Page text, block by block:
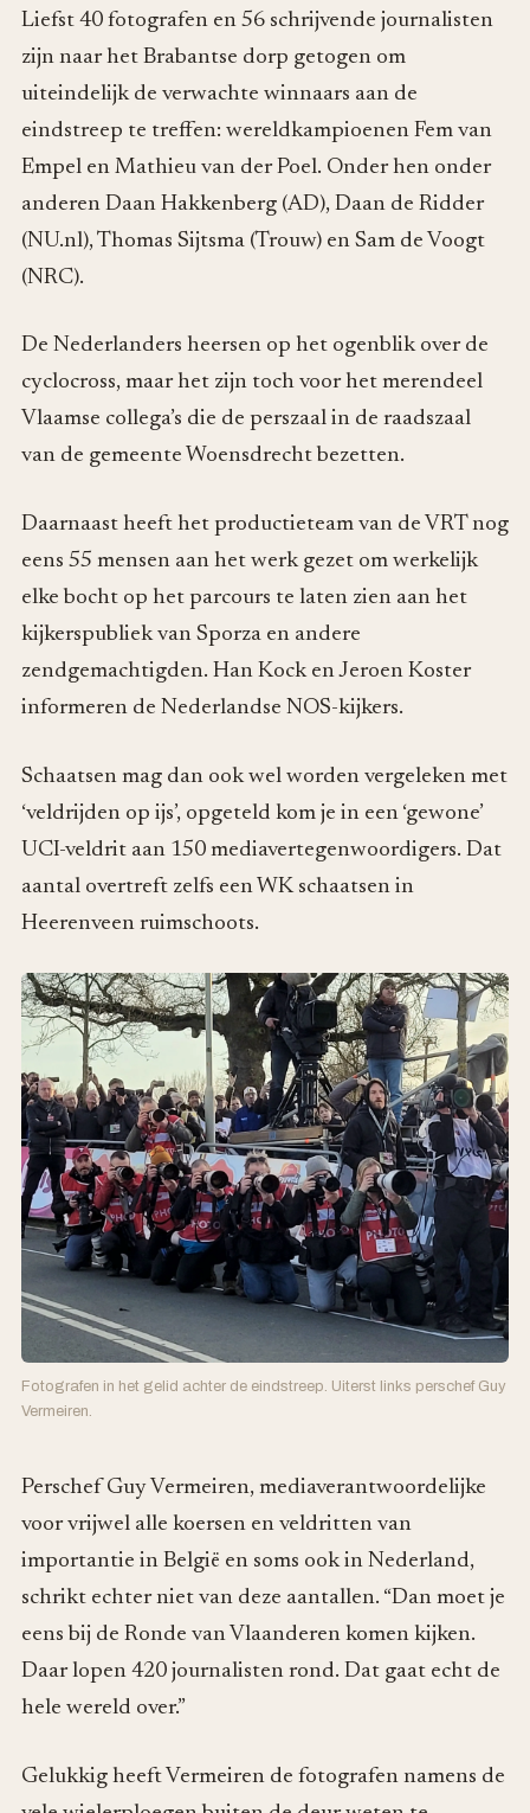
Liefst 40 fotografen en 56 schrijvende journalisten
zijn naar het Brabantse dorp getogen om
uiteindelijk de verwachte winnaars aan de
eindstreep te treffen: wereldkampioenen Fem van
Empel en Mathieu van der Poel. Onder hen onder
anderen Daan Hakkenberg (AD), Daan de Ridder
(NU.nl), Thomas Sijtsma (Trouw) en Sam de Voogt
(NRC).
De Nederlanders heersen op het ogenblik over de
cyclocross, maar het zijn toch voor het merendeel
Vlaamse collega’s die de perszaal in de raadszaal
van de gemeente Woensdrecht bezetten.
Daarnaast heeft het productieteam van de VRT nog
eens 55 mensen aan het werk gezet om werkelijk
elke bocht op het parcours te laten zien aan het
kijkerspubliek van Sporza en andere
zendgemachtigden. Han Kock en Jeroen Koster
informeren de Nederlandse NOS-kijkers.
Schaatsen mag dan ook wel worden vergeleken met
‘veldrijden op ijs’, opgeteld kom je in een ‘gewone’
UCI-veldrit aan 150 mediavertegenwoordigers. Dat
aantal overtreft zelfs een WK schaatsen in
Heerenveen ruimschoots.
Fotografen in het gelid achter de eindstreep. Uiterst links perschef Guy
Vermeiren.
Perschef Guy Vermeiren, mediaverantwoordelijke
voor vrijwel alle koersen en veldritten van
importantie in België en soms ook in Nederland,
schrikt echter niet van deze aantallen. “Dan moet je
eens bij de Ronde van Vlaanderen komen kijken.
Daar lopen 420 journalisten rond. Dat gaat echt de
hele wereld over.”
Gelukkig heeft Vermeiren de fotografen namens de